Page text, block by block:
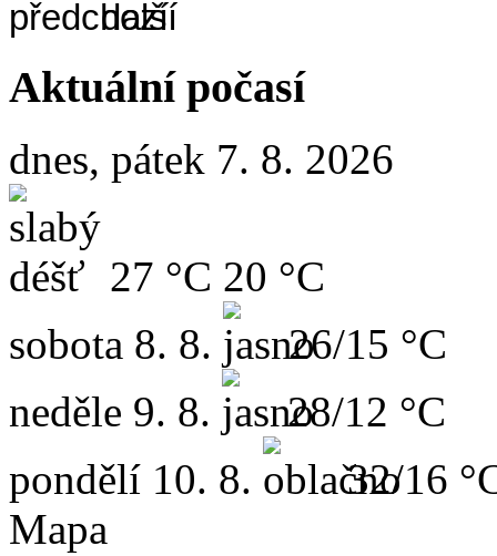
Aktuální počasí
dnes, pátek 7. 8. 2026
27 °C 20 °C
sobota 8. 8.
26/15 °C
neděle 9. 8.
28/12 °C
pondělí 10. 8.
32/16
Mapa